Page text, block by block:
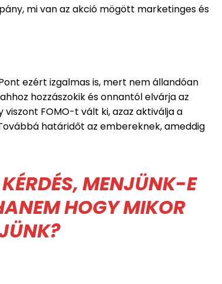
mi van az akció mögött marketinges és
ezért izgalmas is, mert nem állandóan
hozzászokik és onnantól elvárja az
FOMO-t vált ki, azaz aktiválja a
határidőt az embereknek, ameddig
MENJÜNK-E
HOGY MIKOR